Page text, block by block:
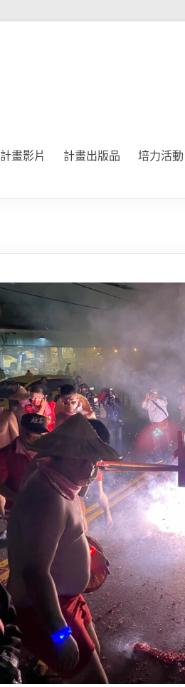
計畫影片 計畫出版品 培力活動